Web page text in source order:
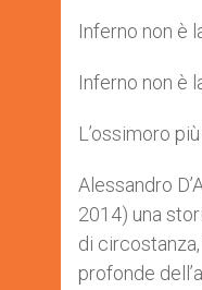
Inferno non è
Inferno non è
L’ossimoro
Alessandro
2014) una
di
profonde